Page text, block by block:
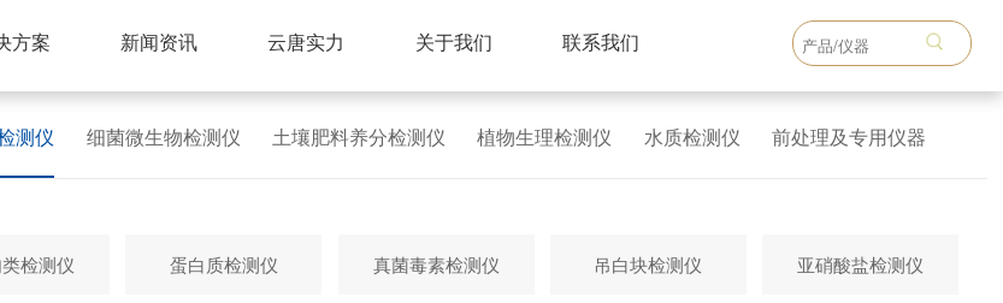
方案 新闻资讯 云唐实力 关于我们 联系我们
测仪 细菌微生物检测仪 土壤肥料养分检测仪 植物生理检测仪 水质检测仪 前处理及专用仪器
检测仪 蛋白质检测仪 真菌毒素检测仪 吊白块检测仪 亚硝酸盐检测仪